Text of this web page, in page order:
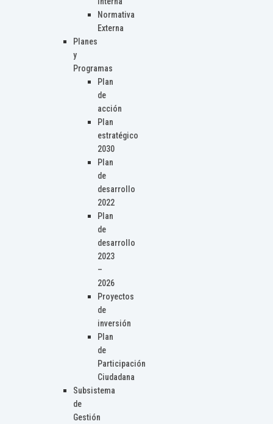
Normativa
Externa
Planes
y
Programas
Plan
de
acción
Plan
estratégico
2030
Plan
de
desarrollo
2022
Plan
de
desarrollo
2023
–
2026
Proyectos
de
inversión
Plan
de
Participación
Ciudadana
Subsistema
de
Gestión